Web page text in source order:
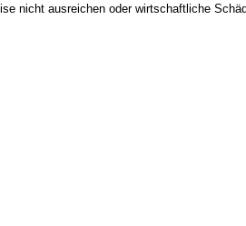
nicht ausreichen oder wirtschaftliche